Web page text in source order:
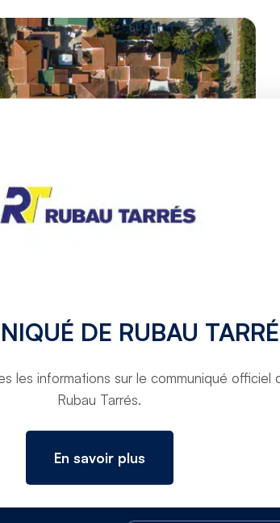
DE RUBAU
les informations sur le communiqué officiel
Rubau Tarrés.
En savoir plus